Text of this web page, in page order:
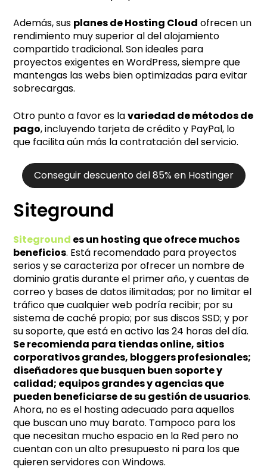
Además, sus planes de Hosting Cloud ofrecen un
rendimiento muy superior al del alojamiento
compartido tradicional. Son ideales para
proyectos exigentes en WordPress, siempre que
mantengas las webs bien optimizadas para evitar
sobrecargas.
Otro punto a favor es lavariedad de métodos de
pago, incluyendo tarjeta de crédito y PayPal, lo
que facilita aún más la contratación del servicio.
Conseguir descuento del 85% en Hostinger
Siteground
Siteground es un hosting que ofrece muchos
beneficios. Está recomendado para proyectos
serios y se caracteriza por ofrecer un nombre de
dominio gratis durante el primer año, y cuentas de
correo y bases de datos ilimitadas; por no limitar el
tráfico que cualquier web podría recibir; por su
sistema de caché propio; por sus discos SSD; y por
su soporte, que está en activo las 24 horas del día.
Se recomienda para tiendas online, sitios
corporativos grandes, bloggers profesionales;
diseñadores que busquen buen soporte y
calidad; equipos grandes y agencias que
pueden beneficiarse de su gestión de usuarios.
Ahora, no es el hosting adecuado para aquellos
que buscan uno muy barato. Tampoco para los
que necesitan mucho espacio en la Red pero no
cuentan con un alto presupuesto ni para los que
quieren servidores con Windows.